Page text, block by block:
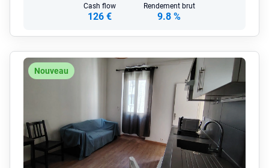
Cash flow
126 €
Rendement brut
9.8 %
Nouveau